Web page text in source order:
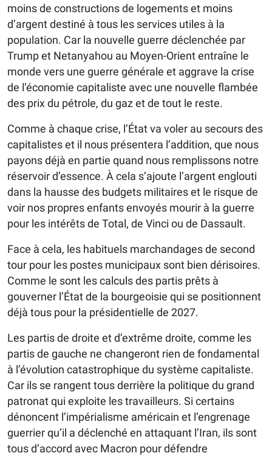
moins de constructions de logements et moins
d’argent destiné à tous les services utiles à la
population. Car la nouvelle guerre déclenchée par
Trump et Netanyahou au Moyen-Orient entraîne le
monde vers une guerre générale et aggrave la crise
de l’économie capitaliste avec une nouvelle flambée
des prix du pétrole, du gaz et de tout le reste.
Comme à chaque crise, l’État va voler au secours des
capitalistes et il nous présentera l’addition, que nous
payons déjà en partie quand nous remplissons notre
réservoir d’essence. À cela s’ajoute l’argent englouti
dans la hausse des budgets militaires et le risque de
voir nos propres enfants envoyés mourir à la guerre
pour les intérêts de Total, de Vinci ou de Dassault.
Face à cela, les habituels marchandages de second
tour pour les postes municipaux sont bien dérisoires.
Comme le sont les calculs des partis prêts à
gouverner l’État de la bourgeoisie qui se positionnent
déjà tous pour la présidentielle de 2027.
Les partis de droite et d’extrême droite, comme les
partis de gauche ne changeront rien de fondamental
à l’évolution catastrophique du système capitaliste.
Car ils se rangent tous derrière la politique du grand
patronat qui exploite les travailleurs. Si certains
dénoncent l’impérialisme américain et l’engrenage
guerrier qu’il a déclenché en attaquant l’Iran, ils sont
tous d’accord avec Macron pour défendre